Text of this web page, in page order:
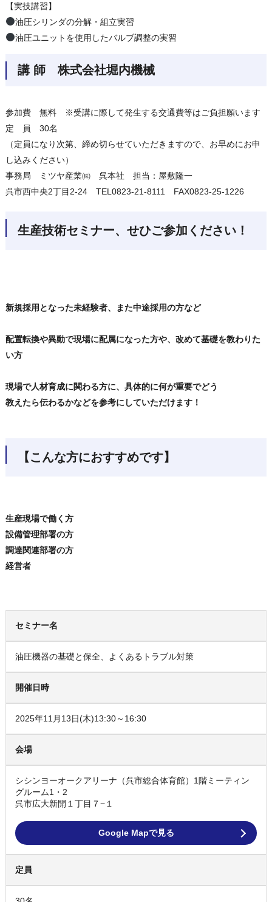
【実技講習】
油圧シリンダの分解・組立実習
油圧ユニットを使用したバルブ調整の実習
講 師 株式会社堀内機械
参加費 無料 ※受講に際して発生する交通費等はご負担願います
定 員 30名
（定員になり次第、締め切らせていただきますので、お早めにお申
し込みください）
事務局 ミツヤ産業㈱ 呉本社 担当：屋敷隆一
呉市西中央2丁目2-24 TEL0823-21-8111 FAX0823-25-1226
生産技術セミナー、せひご参加ください！
新規採用となった未経験者、また中途採用の方など
配置転換や異動で現場に配属になった方や、改めて基礎を教わりた
い方
現場で人材育成に関わる方に、具体的に何が重要でどう
教えたら伝わるかなどを参考にしていただけます！
【こんな方におすすめです】
生産現場で働く方
設備管理部署の方
調達関連部署の方
経営者
セミナー名
油圧機器の基礎と保全、よくあるトラブル対策
開催日時
2025年11月13日(木)13:30～16:30
会場
シシンヨーオークアリーナ（呉市総合体育館）1階ミーティン
グルーム1・2
呉市広大新開１丁目７−１
Google Mapで見る
定員